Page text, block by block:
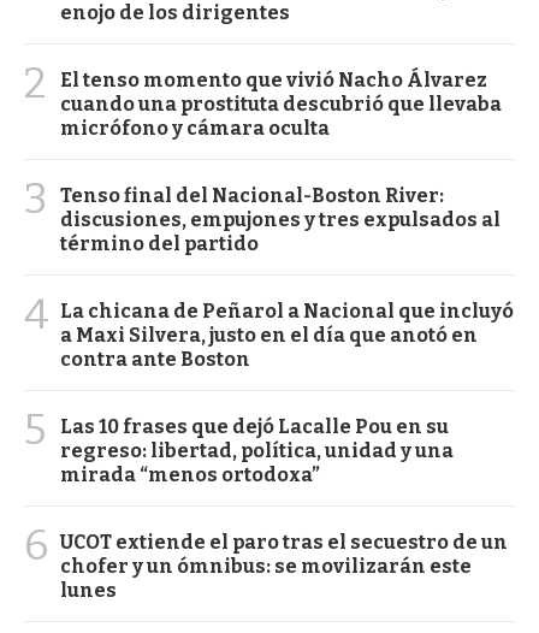
enojo de los dirigentes
2
El tenso momento que vivió Nacho Álvarez
cuando una prostituta descubrió que llevaba
micrófono y cámara oculta
3
Tenso final del Nacional-Boston River:
discusiones, empujones y tres expulsados al
término del partido
4 La chicana de Peñarol a Nacional que incluyó
a Maxi Silvera, justo en el día que anotó en
contra ante Boston
5
Las 10 frases que dejó Lacalle Pou en su
regreso: libertad, política, unidad y una
mirada “menos ortodoxa”
6 UCOT extiende el paro tras el secuestro de un
chofer y un ómnibus: se movilizarán este
lunes